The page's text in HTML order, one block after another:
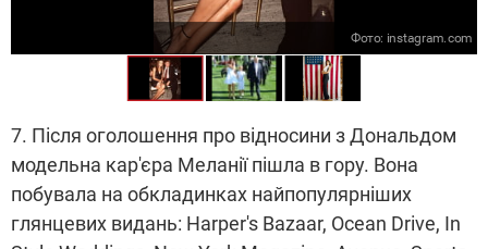
Фото: instagram.com
7. Після оголошення про відносини з Дональдом
модельна кар'єра Меланії пішла в гору. Вона
побувала на обкладинках найпопулярніших
глянцевих видань: Harper's Bazaar, Ocean Drive, In